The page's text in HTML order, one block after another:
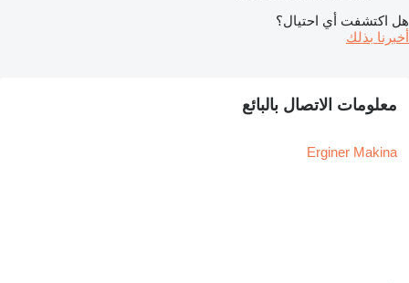
هل اكتشفت أي احتيال؟
أخبرنا بذلك
معلومات الاتصال بالبائع
Erginer Makina